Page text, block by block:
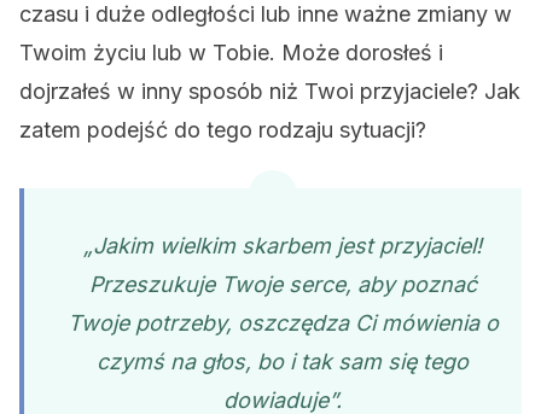
czasu i duże odległości lub inne ważne zmiany w
Twoim życiu lub w Tobie. Może dorosłeś i
dojrzałeś w inny sposób niż Twoi przyjaciele? Jak
zatem podejść do tego rodzaju sytuacji?
„Jakim wielkim skarbem jest przyjaciel!
Przeszukuje Twoje serce, aby poznać
Twoje potrzeby, oszczędza Ci mówienia o
czymś na głos, bo i tak sam się tego
dowiaduje”.